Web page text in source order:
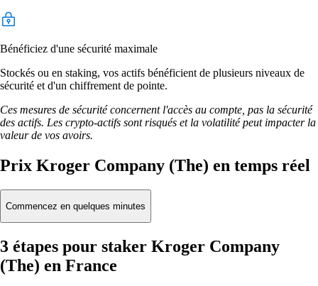
Bénéficiez d'une sécurité maximale
Stockés ou en staking, vos actifs bénéficient de plusieurs niveaux de
sécurité et d'un chiffrement de pointe.
Ces mesures de sécurité concernent l'accès au compte, pas la sécurité
des actifs. Les crypto-actifs sont risqués et la volatilité peut impacter la
valeur de vos avoirs.
Prix Kroger Company (The) en temps réel
Commencez en quelques minutes
3 étapes pour staker Kroger Company
(The) en France